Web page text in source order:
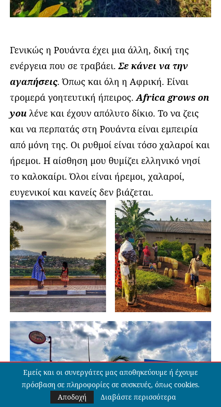
Γενικώς η Ρουάντα έχει μια άλλη, δική της
ενέργεια που σε τραβάει. Σε κάνει να την
αγαπήσεις. Όπως και όλη η Αφρική. Είναι
τρομερά γοητευτική ήπειρος.Africa grows on
you λένε και έχουν απόλυτο δίκιο. Το να ζεις
και να περπατάς στη Ρουάντα είναι εμπειρία
από μόνη της. Οι ρυθμοί είναι τόσο χαλαροί και
ήρεμοι. Η αίσθηση μου θυμίζει ελληνικό νησί
το καλοκαίρι. Όλοι είναι ήρεμοι, χαλαροί,
ευγενικοί και κανείς δεν βιάζεται.
Εμείς και οι συνεργάτες μας αποθηκεύουμε ή έχουμε
πρόσβαση σε πληροφορίες σε συσκευές, όπως cookies.
Αποδοχή
Διαβάστε περισσότερα